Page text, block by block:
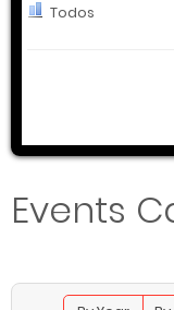
Todos
Events